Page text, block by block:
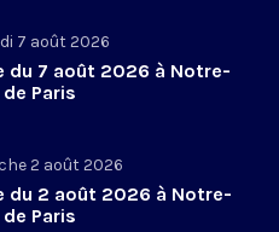
7 août 2026
du 7 août 2026 à Notre-
Paris
2 août 2026
du 2 août 2026 à Notre-
Paris